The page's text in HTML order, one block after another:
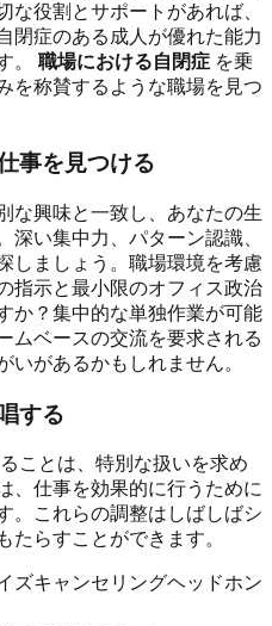
な役割とサポートがあれば、
閉症のある成人が優れた能力
。 職場における自閉症 を乗
を称賛するような職場を見つ
事を見つける
な興味と一致し、あなたの生
深い集中力、パターン認識、
しましょう。職場環境を考慮
指示と最小限のオフィス政治
か？集中的な単独作業が可能
ムベースの交流を要求される
いがあるかもしれません。
する
ことは、特別な扱いを求め
、仕事を効果的に行うために
。これらの調整はしばしばシ
たらすことができます。
ズキャンセリングヘッドホン